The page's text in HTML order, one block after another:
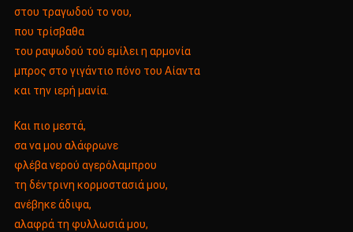
στου τραγωδού το νου,
που τρίσβαθα
του ραψωδού τού εμίλει η αρμονία
μπρος στο γιγάντιο πόνο του Αίαντα
και την ιερή μανία.
Και πιο μεστά,
σα να μου αλάφρωνε
φλέβα νερού αγερόλαμπρου
τη δέντρινη κορμοστασιά μου,
ανέβηκε άδιψα,
αλαφρά τη φυλλωσιά μου,